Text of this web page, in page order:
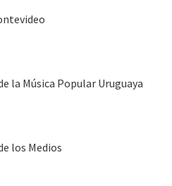
la Música Popular Uruguaya
los Medios